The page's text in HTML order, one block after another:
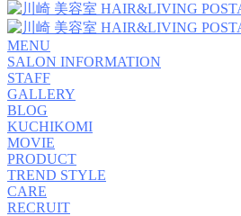
MENU
SALON INFORMATION
STAFF
GALLERY
BLOG
KUCHIKOMI
MOVIE
PRODUCT
TREND STYLE
CARE
RECRUIT